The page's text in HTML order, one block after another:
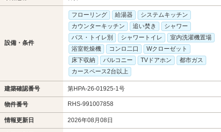
設備・条件
フローリング 給湯器
システムキッチン
カウンターキッチン
追い焚き
シャワー
バス・トイレ別
シャワートイレ
室内洗濯機置場
浴室乾燥機
コンロ二口
Wクローゼット
床下収納
バルコニー TVドアホン
都市ガス
カースペース2台以上
建築確認番号 第HPA-26-01925-1号
物件番号 RHS-991007858
情報更新日 2026年08月08日